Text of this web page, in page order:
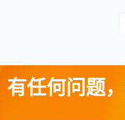
有任何问题